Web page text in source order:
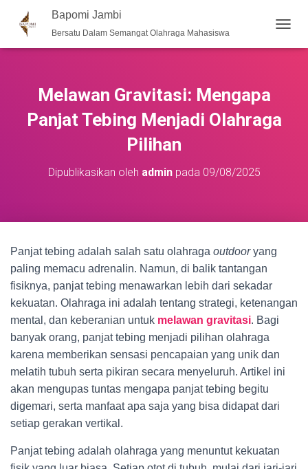
Bapomi Jambi
Bersatu Dalam Semangat Olahraga Mahasiswa
O
Melawan Gravitasi: Mengapa
Panjat Tebing Menjadi Olahraga
Pilihan
Dipublikasikan oleh adminpada 09/08/2025
Panjat tebing adalah salah satu olahraga outdooryang
paling memacu adrenalin. Namun, di balik tantangan
fisiknya, panjat tebing menawarkan lebih dari sekadar
kekuatan. Olahraga ini adalah tentang strategi, ketenangan
mental, dan keberanian untuk melawan gravitasi. Bagi
banyak orang, panjat tebing menjadi pilihan olahraga
karena memberikan sensasi pencapaian yang unik dan
melatih tubuh serta pikiran secara menyeluruh. Artikel ini
akan mengupas tuntas mengapa panjat tebing begitu
digemari, serta manfaat apa saja yang bisa didapat dari
setiap gerakan vertikal.
Panjat tebing adalah olahraga yang menuntut kekuatan